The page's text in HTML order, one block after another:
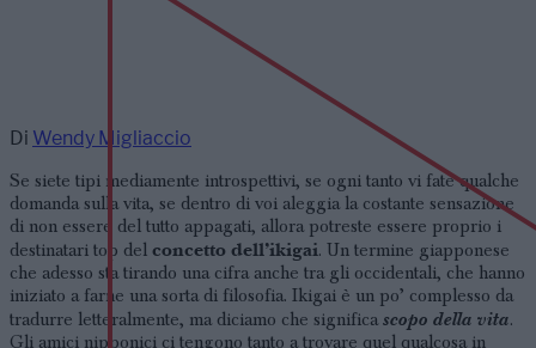
Di Wendy Migliaccio
Se siete tipi mediamente introspettivi, se ogni tanto vi fate qualche
domanda sulla vita, se dentro di voi aleggia la costante sensazione
di non essere del tutto appagati, allora potreste essere proprio i
destinatari top del concetto dell’ikigai. Un termine giapponese
che adesso sta tirando una cifra anche tra gli occidentali, che hanno
iniziato a farne una sorta di filosofia. Ikigai è un po’ complesso da
tradurre letteralmente, ma diciamo che significa scopo della vita.
Gli amici nipponici ci tengono tanto a trovare quel qualcosa in